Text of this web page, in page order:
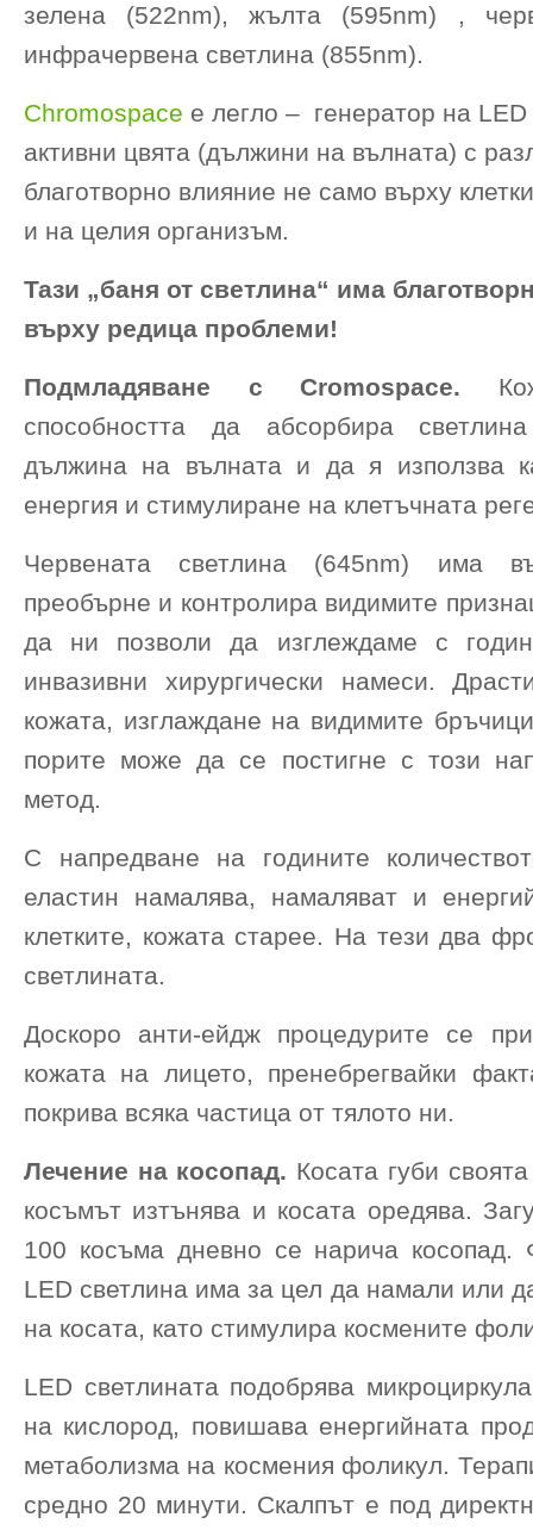
зелена (522nm), жълта (595nm) ,
инфрачервена светлина (855nm).
Chromospace е легло – генератор на LED
активни цвята (дължини на вълната) с
благотворно влияние не само върху
и на целия организъм.
Тази „баня от светлина“ има
върху редица проблеми!
Подмладяване с Cromospace.
способността да абсорбира
дължина на вълната и да я използва
енергия и стимулиране на клетъчната
Червената светлина (645nm) има
преобърне и контролира видимите
да ни позволи да изглеждаме с
инвазивни хирургически намеси.
кожата, изглаждане на видимите
порите може да се постигне с този
метод.
С напредване на годините
еластин намалява, намаляват и
клетките, кожата старее. На тези два
светлината.
Доскоро анти-ейдж процедурите се
кожата на лицето, пренебрегвайки
покрива всяка частица от тялото ни.
Лечение на косопад. Косата губи
косъмът изтънява и косата оредява.
100 косъма дневно се нарича косопад.
LED светлина има за цел да намали или
на косата, като стимулира космените
LED светлината подобрява
на кислород, повишава енергийната
метаболизма на космения фоликул.
средно 20 минути. Скалпът е под